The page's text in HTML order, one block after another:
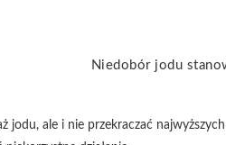
Niedobór jodu
jodu, ale i nie przekraczać